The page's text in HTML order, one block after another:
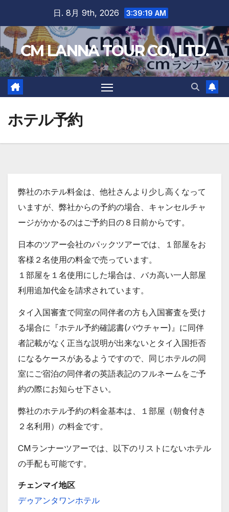
content
日. 8月 9th, 2026 3:39:19 AM
CM LANNA TOUR CO., LTD.
ホテル予約
弊社のホテル料金は、他社さんより少し高くなって
いますが、 弊社からの予約の場合、キャンセルチャ
ージがかかるのはご予約日の８日前からです。
日本のツアー会社のパックツアーでは、１部屋をお
客様２名使用の料金で売っています。
１部屋を１名使用にした場合は、バカ高い一人部屋
利用追加代金を請求されています。
タイ入国審査で同室の同伴者の方も入国審査を受け
る場合に『ホテル予約確認書(バウチャー)』に同伴
者記載がなく正当な説明が出来ないとタイ入国拒否
になるケースがあるようですので、同じホテルの同
室にご宿泊の同伴者の英語表記のフルネームをご予
約の際にお知らせ下さい。
弊社のホテル予約の料金基本は、１部屋（朝食付き
２名利用）の料金です。
CMランナーツアーでは、以下のリストにないホテル
の手配も可能です。
チェンマイ地区
デゥアンタワンホテル